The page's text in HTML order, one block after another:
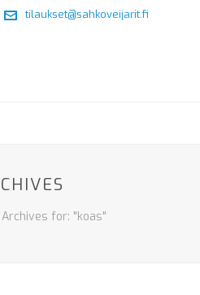
tilaukset@sahkoveijarit.fi
Archives for: "koas"